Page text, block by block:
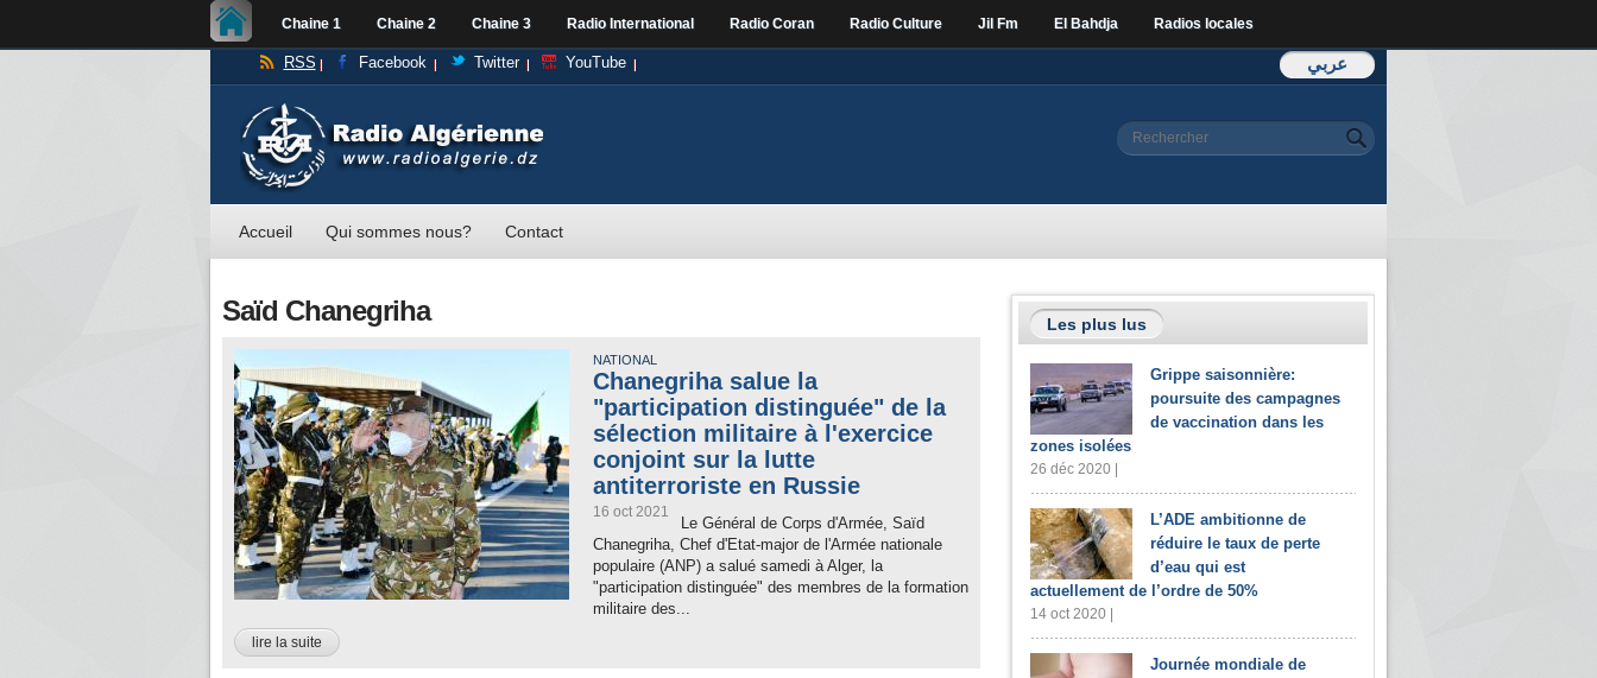
Chaine 1 Chaine 2 Chaine 3 Radio International Radio Coran Radio Culture Jil Fm El Bahdja Radios locales
عربي RSS Facebook Twitter YouTube
Formulaire de
Rechercher
Accueil Qui sommes nous? Contact
Saïd Chanegriha
NATIONAL
Chanegriha salue la
"participation distinguée" de la
sélection militaire à l'exercice
conjoint sur la lutte
antiterroriste en Russie
16 oct 2021
Le Général de Corps d'Armée, Saïd
Chanegriha, Chef d'Etat-major de l'Armée nationale
populaire (ANP) a salué samedi à Alger, la
"participation distinguée" des membres de la formation
militaire des...
lire la suite
Les plus lus
Grippe saisonnière:
poursuite des campagnes
de vaccination dans les
zones isolées
26 déc 2020 |
L’ADE ambitionne de
réduire le taux de perte
d’eau qui est
actuellement de l’ordre de 50%
14 oct 2020 |
Journée mondiale de